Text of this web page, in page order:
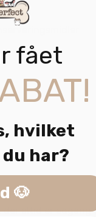
altid er
fået
hvilket
har?
🐶